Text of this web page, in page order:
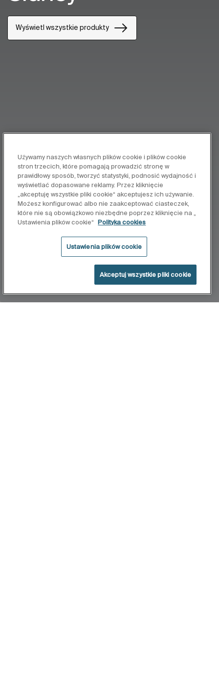
Wyświetl wszystkie produkty
Używamy naszych własnych plików cookie i plików cookie
stron trzecich, które pomagają prowadzić stronę w
prawidłowy sposób, tworzyć statystyki, podnosić wydajność i
wyświetlać dopasowane reklamy. Przez kliknięcie
„akceptuję wszystkie pliki cookie“ akceptujesz ich używanie.
Możesz konfigurować albo nie zaakceptować ciasteczek,
które nie są obowiązkowo niezbędne poprzez kliknięcie na „
Ustawienia plików cookie“
Polityka cookies
Ustawienia plików cookie
Akceptuj wszystkie pliki cookie